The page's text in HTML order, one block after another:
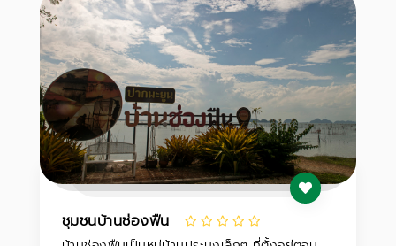
ชุมชนบ้านช่องฟืน